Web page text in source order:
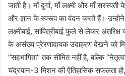
जाती है। माँ दुर्गा, माँ लक्ष्मी और माँ
और ज्ञान के स्वरूप का वंदन करते हैं। उन्होने
लक्ष्मीबाई, सावित्रीबाई फुले से लेकर अंतरिक्ष
के असंख्य प्रेरणादायक उदाहरण देखने को
’’सहभागिता’’ तक सीमित नहीं है, बल्कि
चंद्रयान-3 मिशन की ऐतिहासिक सफलता